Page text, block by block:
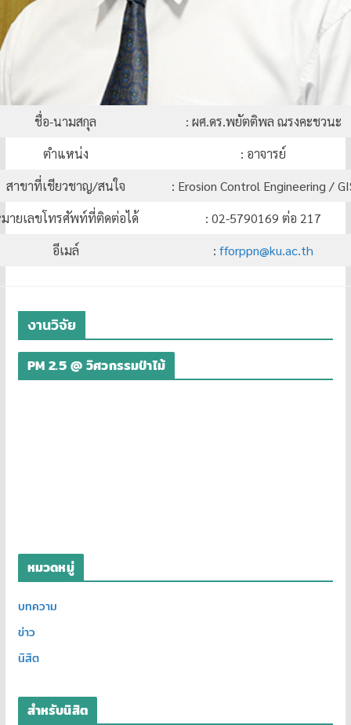
ชื่อ-นามสกุล
: ผศ.ดร.พยัตติพล ณรงคะชวนะ
ตำแหน่ง
: อาจารย์
สาขาที่เชียวชาญ/สนใจ
: Erosion Control Engineering /
ายเลขโทรศัพท์ที่ติดต่อได้
: 02-5790169 ต่อ 217
อีเมล์
:fforppn@ku.ac.th
งานวิจัย
PM 2.5 @ วิศวกรรมป่าไม้
หมวดหมู่
บทความ
ข่าว
นิสิต
สำหรับนิสิต